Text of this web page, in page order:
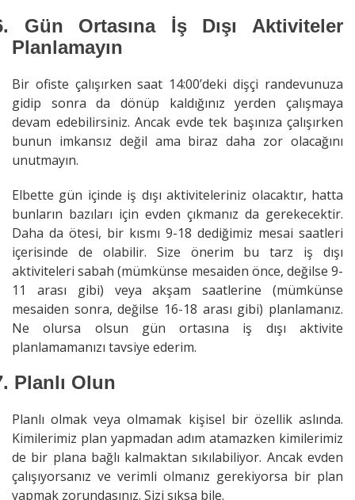
Gün Ortasına İş Dışı Aktiviteler
Planlamayın
Bir ofiste çalışırken saat 14:00’deki dişçi randevunuza
gidip sonra da dönüp kaldığınız yerden çalışmaya
devam edebilirsiniz. Ancak evde tek başınıza çalışırken
bunun imkansız değil ama biraz daha zor olacağını
unutmayın.
Elbette gün içinde iş dışı aktiviteleriniz olacaktır, hatta
bunların bazıları için evden çıkmanız da gerekecektir.
Daha da ötesi, bir kısmı 9-18 dediğimiz mesai saatleri
içerisinde de olabilir. Size önerim bu tarz iş dışı
aktiviteleri sabah (mümkünse mesaiden önce, değilse 9-
11 arası gibi) veya akşam saatlerine (mümkünse
mesaiden sonra, değilse 16-18 arası gibi) planlamanız.
Ne olursa olsun gün ortasına iş dışı aktivite
planlamamanızı tavsiye ederim.
Planlı Olun
Planlı olmak veya olmamak kişisel bir özellik aslında.
Kimilerimiz plan yapmadan adım atamazken kimilerimiz
de bir plana bağlı kalmaktan sıkılabiliyor. Ancak evden
çalışıyorsanız ve verimli olmanız gerekiyorsa bir plan
yapmak zorundasınız. Sizi sıksa bile.